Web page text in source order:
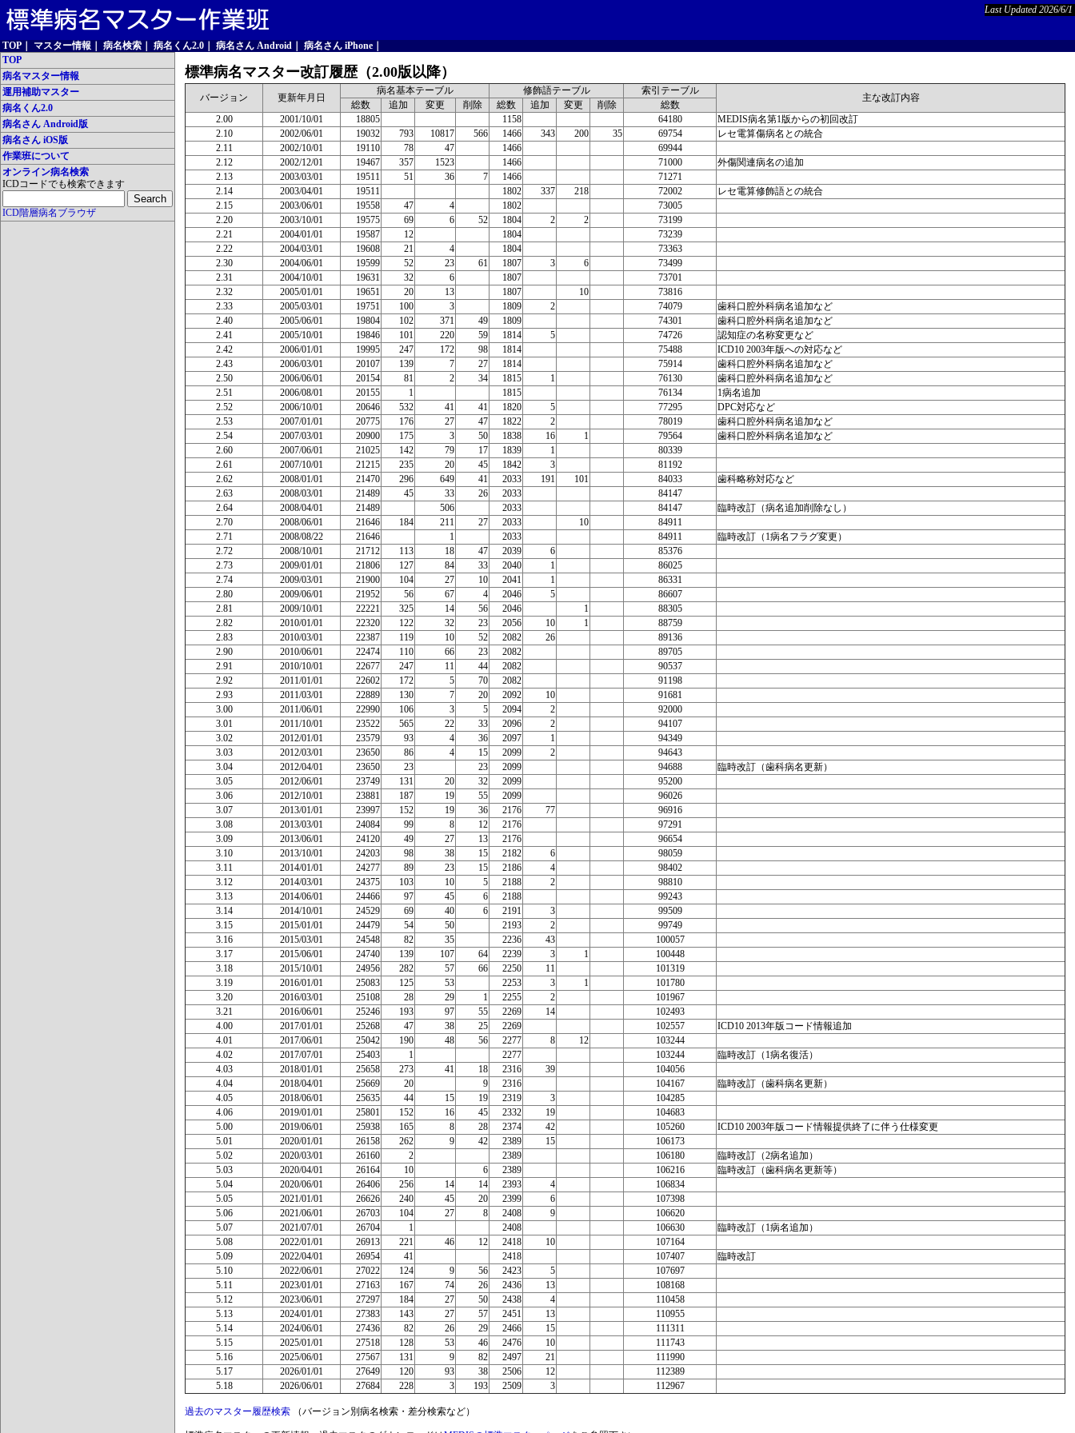
Last Updated 2026/6/1
TOP マスター情報 病名検索 病名くん2.0 病名さん Android 病名さん iPhone
TOP
病名マスター情報
運用補助マスター
病名くん2.0
病名さん Android版
病名さん iOS版
作業班について
オンライン病名検索
ICDコードでも検索できます
ICD階層病名ブラウザ
標準病名マスター改訂履歴（2.00版以降）
バージョン 更新年月日
病名基本テーブル 修飾語テーブル 索引テーブル
主な改訂内容
総数 追加 変更 削除 総数 追加 変更 削除
総数
2.00
2001/10/01 18805 1158 64180
MEDIS病名第1版からの初回改訂
2.10
2002/06/01 19032 793 10817 566 1466 343 200 35 69754
レセ電算傷病名との統合
2.11
2002/10/01 19110 78 47 1466
69944
2.12
2002/12/01 19467 357 1523 1466 71000
外傷関連病名の追加
2.13
2003/03/01 19511 51 36 7 1466
71271
2.14
2003/04/01 19511 1802 337 218 72002
レセ電算修飾語との統合
2.15
2003/06/01 19558 47 4 1802
73005
2.20
2003/10/01 19575 69 6 52 1804 2 2
73199
2.21
2004/01/01 19587 12 1804
73239
2.22
2004/03/01 19608 21 4 1804
73363
2.30
2004/06/01 19599 52 23 61 1807 3 6
73499
2.31
2004/10/01 19631 32 6 1807
73701
2.32
2005/01/01 19651 20 13 1807 10
73816
2.33
2005/03/01 19751 100 3 1809 2 74079
歯科口腔外科病名追加など
2.40
2005/06/01 19804 102 371 49 1809 74301
歯科口腔外科病名追加など
2.41
2005/10/01 19846 101 220 59 1814 5 74726
認知症の名称変更など
2.42
2006/01/01 19995 247 172 98 1814 75488
ICD10 2003年版への対応など
2.43
2006/03/01 20107 139 7 27 1814 75914
歯科口腔外科病名追加など
2.50
2006/06/01 20154 81 2 34 1815 1 76130
歯科口腔外科病名追加など
2.51
2006/08/01 20155 1 1815 76134
1病名追加
2.52
2006/10/01 20646 532 41 41 1820 5 77295
DPC対応など
2.53
2007/01/01 20775 176 27 47 1822 2 78019
歯科口腔外科病名追加など
2.54
2007/03/01 20900 175 3 50 1838 16 1 79564
歯科口腔外科病名追加など
2.60
2007/06/01 21025 142 79 17 1839 1
80339
2.61
2007/10/01 21215 235 20 45 1842 3
81192
2.62
2008/01/01 21470 296 649 41 2033 191 101 84033
歯科略称対応など
2.63
2008/03/01 21489 45 33 26 2033
84147
2.64
2008/04/01 21489 506 2033 84147
臨時改訂（病名追加削除なし）
2.70
2008/06/01 21646 184 211 27 2033 10
84911
2.71
2008/08/22 21646 1 2033 84911
臨時改訂（1病名フラグ変更）
2.72
2008/10/01 21712 113 18 47 2039 6
85376
2.73
2009/01/01 21806 127 84 33 2040 1
86025
2.74
2009/03/01 21900 104 27 10 2041 1
86331
2.80
2009/06/01 21952 56 67 4 2046 5
86607
2.81
2009/10/01 22221 325 14 56 2046 1
88305
2.82
2010/01/01 22320 122 32 23 2056 10 1
88759
2.83
2010/03/01 22387 119 10 52 2082 26
89136
2.90
2010/06/01 22474 110 66 23 2082
89705
2.91
2010/10/01 22677 247 11 44 2082
90537
2.92
2011/01/01 22602 172 5 70 2082
91198
2.93
2011/03/01 22889 130 7 20 2092 10
91681
3.00
2011/06/01 22990 106 3 5 2094 2
92000
3.01
2011/10/01 23522 565 22 33 2096 2
94107
3.02
2012/01/01 23579 93 4 36 2097 1
94349
3.03
2012/03/01 23650 86 4 15 2099 2
94643
3.04
2012/04/01 23650 23 23 2099 94688
臨時改訂（歯科病名更新）
3.05
2012/06/01 23749 131 20 32 2099
95200
3.06
2012/10/01 23881 187 19 55 2099
96026
3.07
2013/01/01 23997 152 19 36 2176 77
96916
3.08
2013/03/01 24084 99 8 12 2176
97291
3.09
2013/06/01 24120 49 27 13 2176
96654
3.10
2013/10/01 24203 98 38 15 2182 6
98059
3.11
2014/01/01 24277 89 23 15 2186 4
98402
3.12
2014/03/01 24375 103 10 5 2188 2
98810
3.13
2014/06/01 24466 97 45 6 2188
99243
3.14
2014/10/01 24529 69 40 6 2191 3
99509
3.15
2015/01/01 24479 54 50 2193 2
99749
3.16
2015/03/01 24548 82 35 2236 43
100057
3.17
2015/06/01 24740 139 107 64 2239 3 1
100448
3.18
2015/10/01 24956 282 57 66 2250 11
101319
3.19
2016/01/01 25083 125 53 2253 3 1
101780
3.20
2016/03/01 25108 28 29 1 2255 2
101967
3.21
2016/06/01 25246 193 97 55 2269 14
102493
4.00
2017/01/01 25268 47 38 25 2269 102557
ICD10 2013年版コード情報追加
4.01
2017/06/01 25042 190 48 56 2277 8 12
103244
4.02
2017/07/01 25403 1 2277 103244
臨時改訂（1病名復活）
4.03
2018/01/01 25658 273 41 18 2316 39
104056
4.04
2018/04/01 25669 20 9 2316 104167
臨時改訂（歯科病名更新）
4.05
2018/06/01 25635 44 15 19 2319 3
104285
4.06
2019/01/01 25801 152 16 45 2332 19
104683
5.00
2019/06/01 25938 165 8 28 2374 42 105260
ICD10 2003年版コード情報提供終了に伴う仕様変更
5.01
2020/01/01 26158 262 9 42 2389 15
106173
5.02
2020/03/01 26160 2 2389 106180
臨時改訂（2病名追加）
5.03
2020/04/01 26164 10 6 2389 106216
臨時改訂（歯科病名更新等）
5.04
2020/06/01 26406 256 14 14 2393 4
106834
5.05
2021/01/01 26626 240 45 20 2399 6
107398
5.06
2021/06/01 26703 104 27 8 2408 9
106620
5.07
2021/07/01 26704 1 2408 106630
臨時改訂（1病名追加）
5.08
2022/01/01 26913 221 46 12 2418 10
107164
5.09
2022/04/01 26954 41 2418 107407
臨時改訂
5.10
2022/06/01 27022 124 9 56 2423 5
107697
5.11
2023/01/01 27163 167 74 26 2436 13
108168
5.12
2023/06/01 27297 184 27 50 2438 4
110458
5.13
2024/01/01 27383 143 27 57 2451 13
110955
5.14
2024/06/01 27436 82 26 29 2466 15
111311
5.15
2025/01/01 27518 128 53 46 2476 10
111743
5.16
2025/06/01 27567 131 9 82 2497 21
111990
5.17
2026/01/01 27649 120 93 38 2506 12
112389
5.18
2026/06/01 27684 228 3 193 2509 3 112967
過去のマスター履歴検索 （バージョン別病名検索・差分検索など）